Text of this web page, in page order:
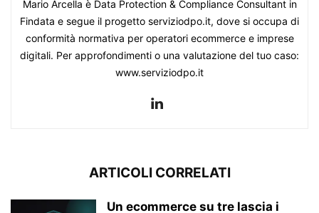
Mario Arcella è Data Protection & Compliance Consultant in
Findata e segue il progetto serviziodpo.it, dove si occupa di
conformità normativa per operatori ecommerce e imprese
digitali. Per approfondimenti o una valutazione del tuo caso:
www.serviziodpo.it
ARTICOLI CORRELATI
Un ecommerce su tre lascia i